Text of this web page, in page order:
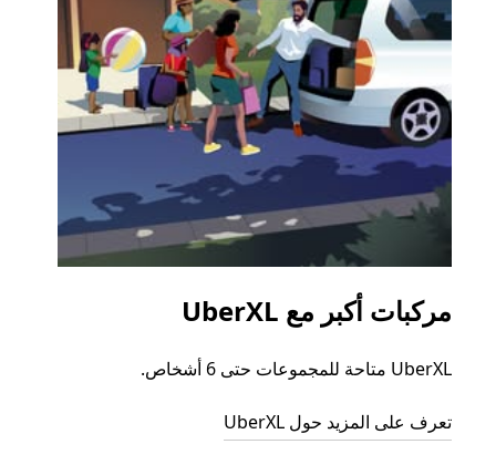
مركبات أكبر مع UberXL
UberXL متاحة للمجموعات حتى 6 أشخاص.
تعرف على المزيد حول UberXL